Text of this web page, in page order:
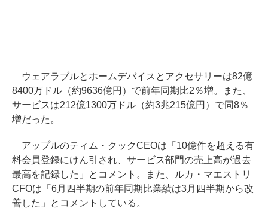
ウェアラブルとホームデバイスとアクセサリーは82億
8400万ドル（約9636億円）で前年同期比2％増。また、
サービスは212億1300万ドル（約3兆215億円）で同8％
増だった。
アップルのティム・クックCEOは「10億件を超える有
料会員登録にけん引され、サービス部門の売上高が過去
最高を記録した」とコメント。また、ルカ・マエストリ
CFOは「6月四半期の前年同期比業績は3月四半期から改
善した」とコメントしている。